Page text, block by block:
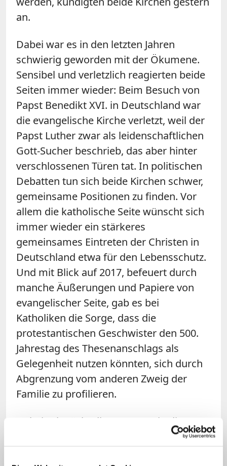
an.
Dabei war es in den letzten Jahren
schwierig geworden mit der Ökumene.
Sensibel und verletzlich reagierten beide
Seiten immer wieder: Beim Besuch von
Papst Benedikt XVI. in Deutschland war
die evangelische Kirche verletzt, weil der
Papst Luther zwar als leidenschaftlichen
Gott-Sucher beschrieb, das aber hinter
verschlossenen Türen tat. In politischen
Debatten tun sich beide Kirchen schwer,
gemeinsame Positionen zu finden. Vor
allem die katholische Seite wünscht sich
immer wieder ein stärkeres
gemeinsames Eintreten der Christen in
Deutschland etwa für den Lebensschutz.
Und mit Blick auf 2017, befeuert durch
manche Äußerungen und Papiere von
evangelischer Seite, gab es bei
Katholiken die Sorge, dass die
protestantischen Geschwister den 500.
Jahrestag des Thesenanschlags als
Gelegenheit nutzen könnten, sich durch
Abgrenzung vom anderen Zweig der
Familie zu profilieren.
Dabei schwächt die Trennung in dieser
zunehmend säkularisierten Gesellschaft